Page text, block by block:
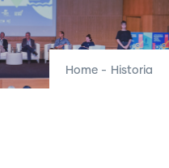
Home - Historia